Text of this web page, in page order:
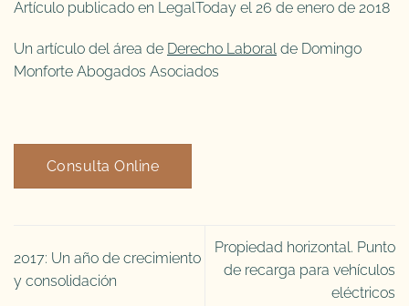
Artículo publicado en LegalToday el 26 de enero de 2018
Un artículo del área de Derecho Laboral de Domingo
Monforte Abogados Asociados
Consulta Online
2017: Un año de crecimiento
y consolidación
Propiedad horizontal. Punto
de recarga para vehículos
eléctricos